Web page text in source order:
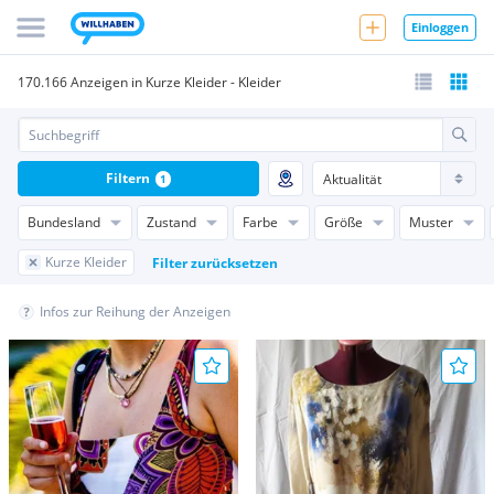
Einloggen
170.166 Anzeigen in Kurze Kleider - Kleider
Bundesland Zustand Farbe Größe Muster
Kurze Kleider Filter zurücksetzen
Filtern 1
Infos zur Reihung der Anzeigen